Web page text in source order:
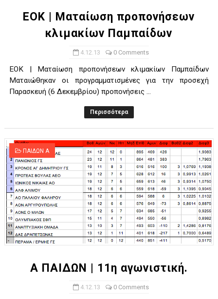
EOK | Ματαίωση προπονήσεων
κλιμακίων Παμπαίδων
4.12.13 0 Comments
EOK | Ματαίωση προπονήσεων κλιμακίων Παμπαίδων
Ματαιώθηκαν οι προγραμματισμένες για την προσεχή
Παρασκευή (6 Δεκεμβρίου) προπονήσεις ...
Περισσότερα
ΠΑΙΔΩΝ Α
Α ΠΑΙΔΩΝ | 11η αγωνιστική.
4.12.13 0 Comments